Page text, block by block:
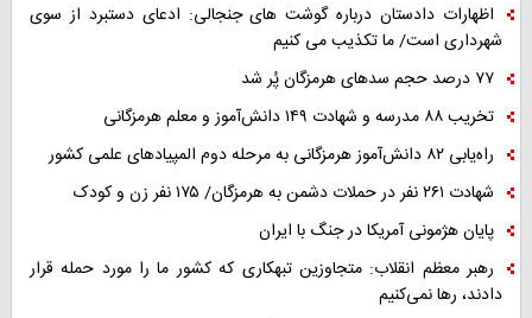
اظهارات دادستان درباره گوشت های جنجالی: ادعای دستبرد از سوی
شهرداری است/ ما تکذیب می کنیم
۷۷ درصد حجم سدهای هرمزگان پُر شد
تخریب ۸۸ مدرسه و شهادت ۱۴۹ دانش‌آموز و معلم هرمزگانی
راه‌یابی ۸۲ دانش‌آموز هرمزگانی به مرحله دوم المپیادهای علمی کشور
شهادت ۲۶۱ نفر در حملات دشمن به هرمزگان/ ۱۷۵ نفر زن و کودک
پایان هژمونی آمریکا در جنگ با ایران
رهبر معظم انقلاب: متجاوزین تبهکاری که کشور ما را مورد حمله قرار
دادند، رها نمی‌کنیم